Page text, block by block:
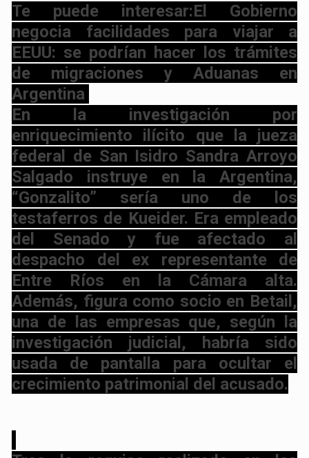
Te puede interesar:El Gobierno
negocia facilidades para viajar a
EEUU: se podrían hacer los trámites
de migraciones y Aduanas en
Argentina
En la investigación por
enriquecimiento ilícito que la jueza
federal de San Isidro Sandra Arroyo
Salgado instruye en la Argentina,
“Gonzalito” sería uno de los
testaferros de Kueider. Era empleado
del Senado y fue afectado al
despacho del ex representante de
Entre Ríos en la Cámara alta.
Además, figura como socio en Betail,
una de las empresas que, según la
investigación judicial, habría sido
usada de pantalla para ocultar el
crecimiento patrimonial del acusado.